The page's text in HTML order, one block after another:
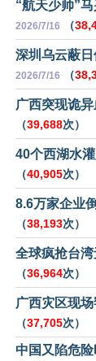
“航天少帅”
2026/7/16 （
深圳乌云蔽
2026/7/16 （
广西突现诡
（39,688次）
40个西湖水
（40,905次）
8.6万家企业
（38,193次）
全球疯抢台
（36,964次）
广西灾区现
（37,705次）
中国又陷危